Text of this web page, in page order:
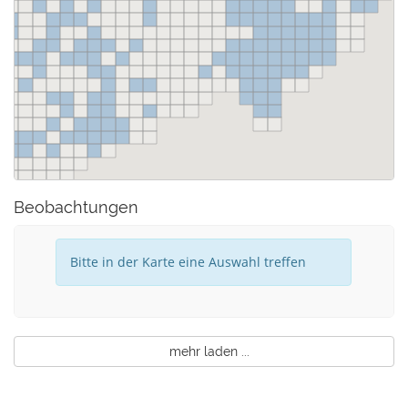
Beobachtungen
Bitte in der Karte eine Auswahl treffen
mehr laden ...